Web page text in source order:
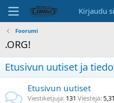
Foorumi
.ORG!
Etusivun uutiset ja
Etusivun uutiset
Viestiketjuja 131 Viestejä